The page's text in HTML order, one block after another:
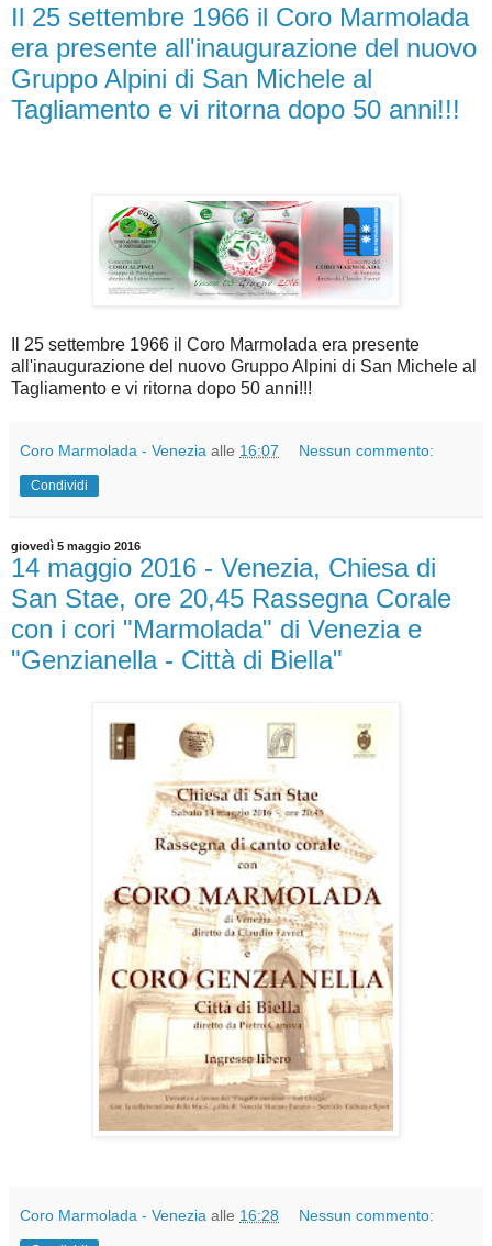
Il 25 settembre 1966 il Coro Marmolada
era presente all'inaugurazione del nuovo
Gruppo Alpini di San Michele al
Tagliamento e vi ritorna dopo 50 anni!!!
Il 25 settembre 1966 il Coro Marmolada era presente
all'inaugurazione del nuovo Gruppo Alpini di San Michele al
Tagliamento e vi ritorna dopo 50 anni!!!
Coro Marmolada - Venezia alle 16:07 Nessun commento:
Condividi
giovedì 5 maggio 2016
14 maggio 2016 - Venezia, Chiesa di
San Stae, ore 20,45 Rassegna Corale
con i cori "Marmolada" di Venezia e
"Genzianella - Città di Biella"
Coro Marmolada - Venezia alle 16:28 Nessun commento: